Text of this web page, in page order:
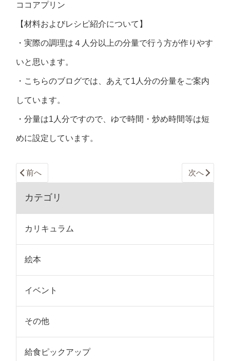
ココアプリン
【材料およびレシピ紹介について】
・実際の調理は４人分以上の分量で行う方が作りやす
いと思います。
・こちらのブログでは、あえて1人分の分量をご案内
しています。
・分量は1人分ですので、ゆで時間・炒め時間等は短
めに設定しています。
前へ 次へ
カテゴリ
カリキュラム
絵本
イベント
その他
給食ピックアップ